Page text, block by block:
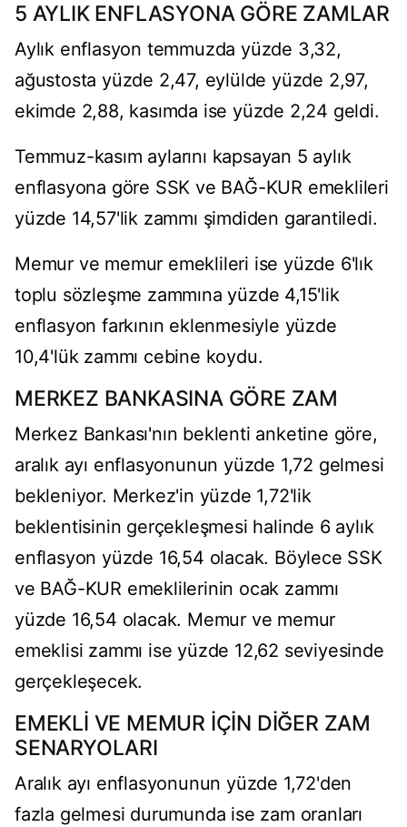
5 AYLIK ENFLASYONA GÖRE ZAMLAR
Aylık enflasyon temmuzda yüzde 3,32,
ağustosta yüzde 2,47, eylülde yüzde 2,97,
ekimde 2,88, kasımda ise yüzde 2,24 geldi.
Temmuz-kasım aylarını kapsayan 5 aylık
enflasyona göre SSK ve BAĞ-KUR emeklileri
yüzde 14,57'lik zammı şimdiden garantiledi.
Memur ve memur emeklileri ise yüzde 6'lık
toplu sözleşme zammına yüzde 4,15'lik
enflasyon farkının eklenmesiyle yüzde
10,4'lük zammı cebine koydu.
MERKEZ BANKASINA GÖRE ZAM
Merkez Bankası'nın beklenti anketine göre,
aralık ayı enflasyonunun yüzde 1,72 gelmesi
bekleniyor. Merkez'in yüzde 1,72'lik
beklentisinin gerçekleşmesi halinde 6 aylık
enflasyon yüzde 16,54 olacak. Böylece SSK
ve BAĞ-KUR emeklilerinin ocak zammı
yüzde 16,54 olacak. Memur ve memur
emeklisi zammı ise yüzde 12,62 seviyesinde
gerçekleşecek.
EMEKLİ VE MEMUR İÇİN DİĞER ZAM
SENARYOLARI
Aralık ayı enflasyonunun yüzde 1,72'den
fazla gelmesi durumunda ise zam oranları